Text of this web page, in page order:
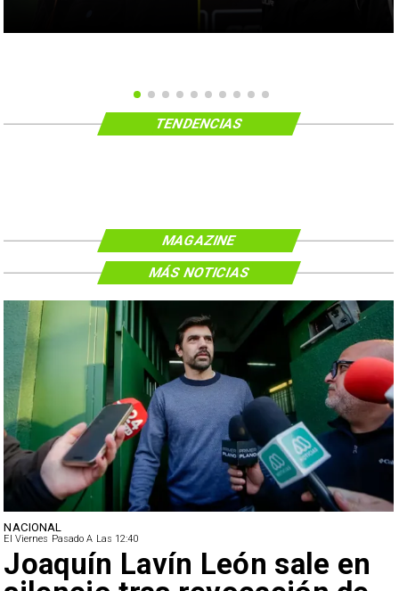
TENDENCIAS
MAGAZINE
NACIONAL
El Viernes Pasado A Las 12:40
Joaquín Lavín León sale en
MÁS NOTICIAS